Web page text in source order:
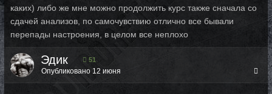
каких) либо же мне можно продолжить курс также сначала со
сдачей анализов, по самочувствию отлично все бывали
перепады настроения, в целом все неплохо
Эдик 51
Опубликовано 12 июня